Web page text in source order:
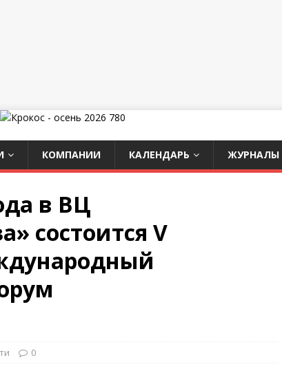
КОМПАНИИ КАЛЕНДАРЬ ЖУРНАЛЫ
в ВЦ
состоится V
0